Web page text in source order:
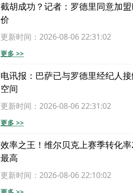
截胡成功？记者：罗德里同意加
价
更新时间：2026-08-06 22:31:02
更多 >>
电讯报：巴萨已与罗德里经纪人
空间
更新时间：2026-08-06 22:31:02
更多 >>
效率之王！维尔贝克上赛季转化
最高
更新时间：2026-08-06 22:10:02